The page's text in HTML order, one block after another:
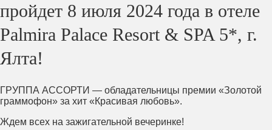
пройдет 8 июля 2024 года в отеле
Palmira Palace Resort & SPA 5*, г.
Ялта!
ГРУППА АССОРТИ — обладательницы премии «Золотой
граммофон» за хит «Красивая любовь».
Ждем всех на зажигательной вечеринке!